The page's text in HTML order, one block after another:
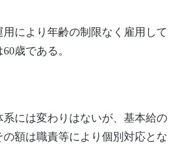
用により年齢の制限なく雇用して
歳である。
系には変わりはないが、基本給の
額は職責等により個別対応とな